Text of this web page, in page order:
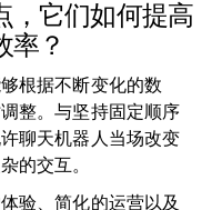
，它们如何提高
率？
根据不断变化的数
整。与坚持固定顺序
聊天机器人当场改变
的交互。
验、简化的运营以及